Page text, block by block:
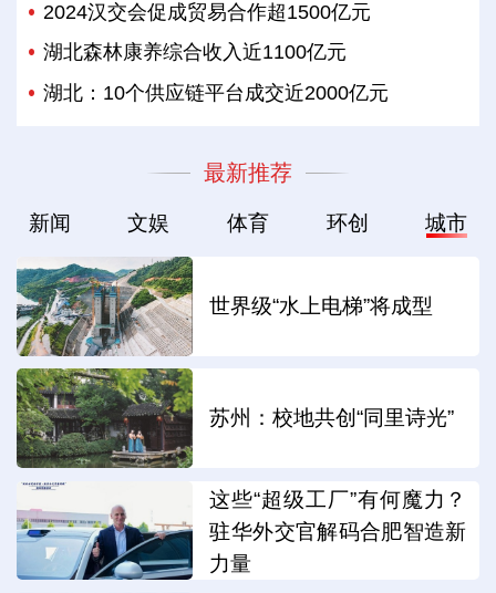
2024汉交会促成贸易合作超1500亿元
湖北森林康养综合收入近1100亿元
湖北：10个供应链平台成交近2000亿元
最新推荐
新闻 文娱 体育 环创 城市
世界级“水上电梯”将成型
苏州：校地共创“同里诗光”
这些“超级工厂”有何魔力？
驻华外交官解码合肥智造新
力量